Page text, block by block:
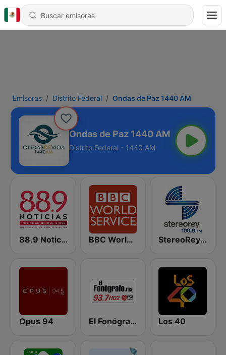
Emisoras Distrito Federal Ondas de Paz 1440 AM
Ondas de Paz 1440 AM
Distrito Federal - 1440 AM
88.9 Noticias BBC World Service StereoRey 100.9 FM
Opus 94 El Fonógrafo HD2 Los 40